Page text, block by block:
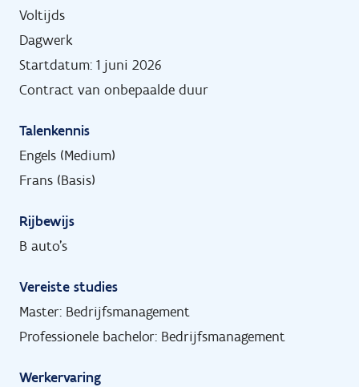
Voltijds
Dagwerk
Startdatum: 1 juni 2026
Contract van onbepaalde duur
Talenkennis
Engels (Medium)
Frans (Basis)
Rijbewijs
B auto's
Vereiste studies
Master: Bedrijfsmanagement
Professionele bachelor: Bedrijfsmanagement
Werkervaring